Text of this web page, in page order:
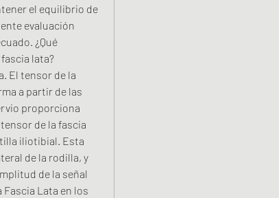
el equilibrio de
evaluación
¿Qué
lata?
El tensor de la
a partir de las
proporciona
de la fascia
iliotibial. Esta
de la rodilla, y
de la señal
Lata en los